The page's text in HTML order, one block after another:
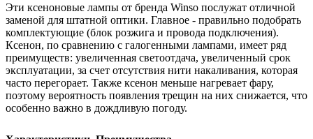
Эти ксеноновые лампы от бренда Winso послужат отличной
заменой для штатной оптики. Главное - правильно подобрать
комплектующие (блок розжига и провода подключения).
Ксенон, по сравнению с галогенными лампами, имеет ряд
преимуществ: увеличенная светоотдача, увеличенный срок
эксплуатации, за счет отсутствия нити накаливания, которая
часто перегорает. Также ксенон меньше нагревает фару,
поэтому вероятность появления трещин на них снижается, что
особенно важно в дождливую погоду.